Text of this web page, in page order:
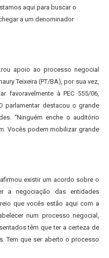
aqui para buscar o
a um denominador
apoio ao processo negocial
Teixeira (PT/BA), por sua vez,
favoravelmente à PEC 555/06,
parlamentar destacou o grande
“Ninguém enche o auditório
Vocês podem mobilizar grande
existir um acordo sobre o
a negociação das entidades
que vocês estão aqui com a
num processo negocial,
têm que ter a certeza de
Tem que ser aberto o processo